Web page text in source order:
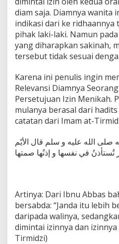
diam saja. Diamnya wanita
indikasi dari ke ridhaannya
pihak laki-laki. Namun
yang diharapkan sakinah,
tersebut tidak sesuai
Karena ini penulis ingin
Relevansi Diamnya
Persetujuan Izin Menikah.
mulanya berasal dari
catatan dari Imam at-
الله عليه و سلم قال الأيّم
تُستأذنُ في نفسها و إذنُها صمتها
Artinya: Dari Ibnu Abbas
bersabda: “Janda itu lebih
daripada walinya,
dimintai izinnya dan izinnya
Tirmidzi)